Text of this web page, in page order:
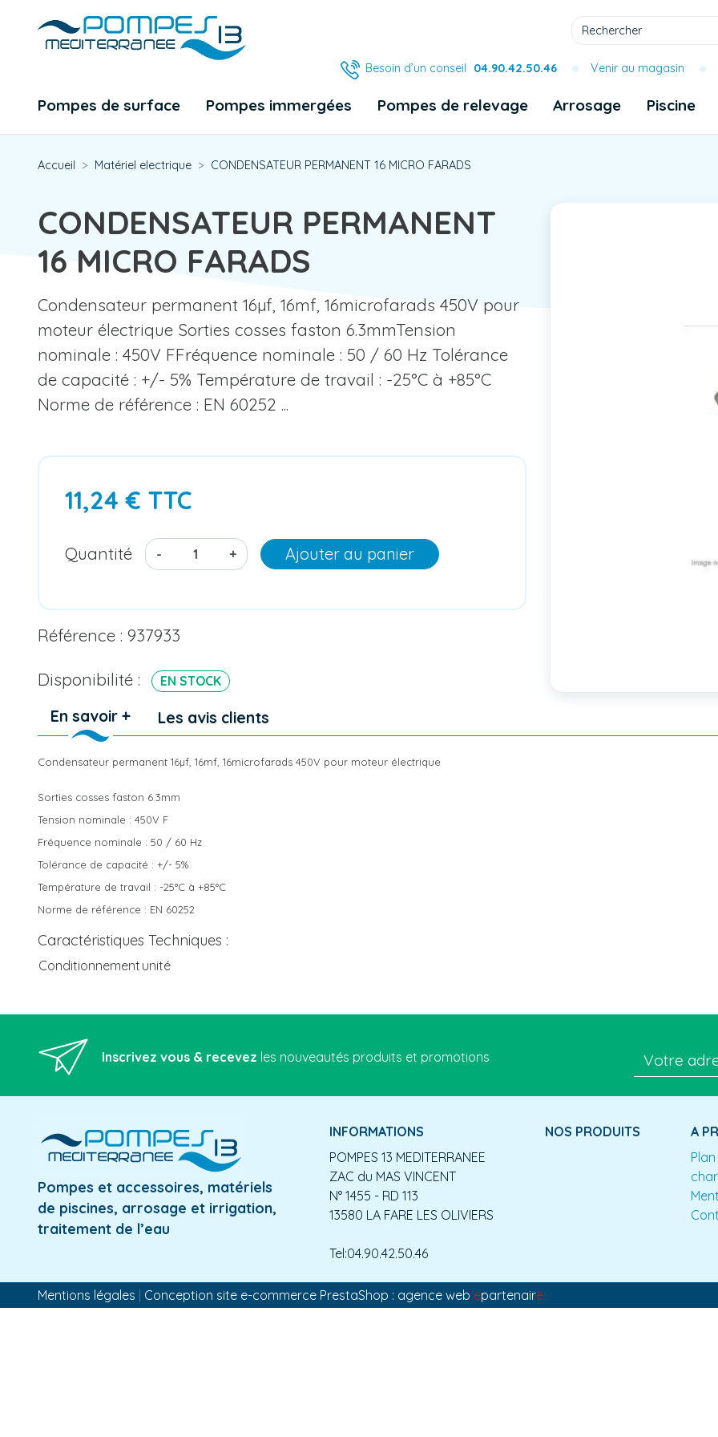
Besoin d’un conseil 04.90.42.50.46 Venir au magasin
Pompes de surface Pompes immergées Pompes de relevage Arrosage Piscine
Accueil Matériel electrique CONDENSATEUR PERMANENT 16 MICRO FARADS
CONDENSATEUR PERMANENT
16 MICRO FARADS
Condensateur permanent 16µf, 16mf, 16microfarads 450V pour
moteur électrique Sorties cosses faston 6.3mmTension
nominale : 450V FFréquence nominale : 50 / 60 Hz Tolérance
de capacité : +/- 5% Température de travail : -25°C à +85°C
Norme de référence : EN 60252 ...
11,24 € TTC
Quantité - + Ajouter au panier
Référence : 937933
Disponibilité : EN STOCK
En savoir + Les avis clients
Condensateur permanent 16µf, 16mf, 16microfarads 450V pour moteur électrique
Sorties cosses faston 6.3mm
Tension nominale : 450V F
Fréquence nominale : 50 / 60 Hz
Tolérance de capacité : +/- 5%
Température de travail : -25°C à +85°C
Norme de référence : EN 60252
Caractéristiques Techniques :
Conditionnement unité
Inscrivez vous & recevez les nouveautés produits et promotions
Pompes et accessoires, matériels
de piscines, arrosage et irrigation,
traitement de l’eau
INFORMATIONS
POMPES 13 MEDITERRANEE
ZAC du MAS VINCENT
N° 1455 - RD 113
13580 LA FARE LES OLIVIERS
Tel:04.90.42.50.46
NOS PRODUITS
A
Mentions légales | Conception site e-commerce PrestaShop : agence web epartenaire